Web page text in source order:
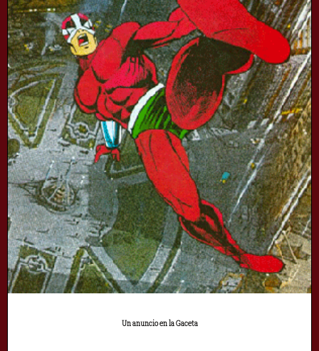
Un anuncio en la Gaceta